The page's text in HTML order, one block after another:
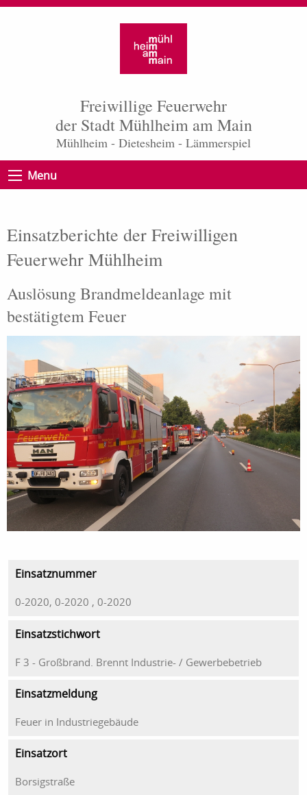
Freiwillige Feuerwehr
der Stadt Mühlheim am Main
Mühlheim - Dietesheim - Lämmerspiel
Menu
Einsatzberichte der Freiwilligen
Feuerwehr Mühlheim
Auslösung Brandmeldeanlage mit
bestätigtem Feuer
Einsatznummer
0-2020, 0-2020 , 0-2020
Einsatzstichwort
F 3 - Großbrand. Brennt Industrie- / Gewerbebetrieb
Einsatzmeldung
Feuer in Industriegebäude
Einsatzort
Borsigstraße